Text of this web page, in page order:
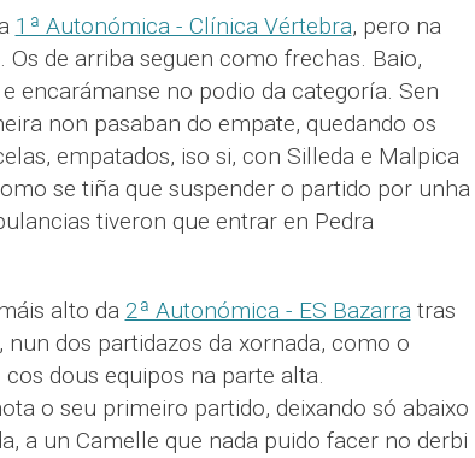
1ª Autonómica - Clínica Vértebra, pero na
Os de arriba seguen como frechas. Baio,
encarámanse no podio da categoría. Sen
non pasaban do empate, quedando os
empatados, iso si, con Silleda e Malpica
se tiña que suspender o partido por unha
tiveron que entrar en Pedra
alto da 2ª Autonómica - ES Bazarratras
nun dos partidazos da xornada, como o
dous equipos na parte alta.
o seu primeiro partido, deixando só abaixo
a un Camelle que nada puido facer no derbi